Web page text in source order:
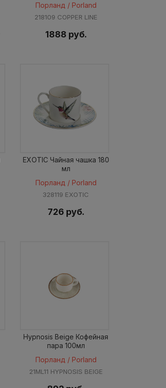
Порланд / Porland
218109 COPPER LINE
1888 руб.
EXOTIC Чайная чашка 180
мл
Порланд / Porland
328119 EXOTIC
726 руб.
Hypnosis Beige Кофейная
пара 100мл
Порланд / Porland
21ML11 HYPNOSIS BEIGE